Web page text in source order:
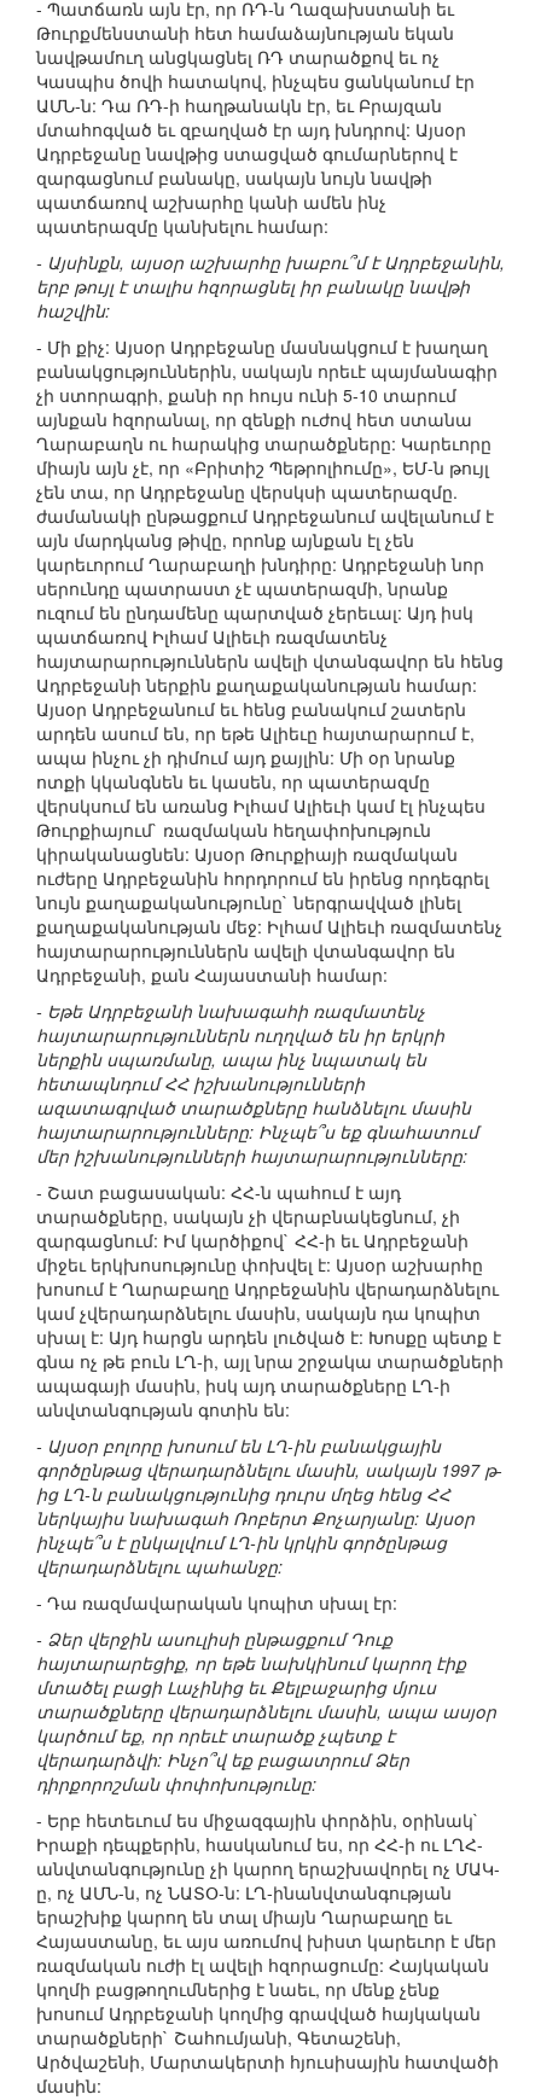
- Պատճառն այն էր, որ ՌԴ-ն Ղազախստանի եւ
Թուրքմենստանի հետ համաձայնության եկան
նավթամուղ անցկացնել ՌԴ տարածքով եւ ոչ
Կասպիս ծովի հատակով, ինչպես ցանկանում էր
ԱՄՆ-ն: Դա ՌԴ-ի հաղթանակն էր, եւ Բրայզան
մտահոգված եւ զբաղված էր այդ խնդրով: Այսօր
Ադրբեջանը նավթից ստացված գումարներով է
զարգացնում բանակը, սակայն նույն նավթի
պատճառով աշխարհը կանի ամեն ինչ
պատերազմը կանխելու համար:
- Այսինքն, այսօր աշխարհը խաբու՞մ է Ադրբեջանին,
երբ թույլ է տալիս հզորացնել իր բանակը նավթի
հաշվին:
- Մի քիչ: Այսօր Ադրբեջանը մասնակցում է խաղաղ
բանակցություններին, սակայն որեւէ պայմանագիր
չի ստորագրի, քանի որ հույս ունի 5-10 տարում
այնքան հզորանալ, որ զենքի ուժով հետ ստանա
Ղարաբաղն ու հարակից տարածքները: Կարեւորը
միայն այն չէ, որ «Բրիտիշ Պեթրոլիումը», ԵՄ-ն թույլ
չեն տա, որ Ադրբեջանը վերսկսի պատերազմը.
ժամանակի ընթացքում Ադրբեջանում ավելանում է
այն մարդկանց թիվը, որոնք այնքան էլ չեն
կարեւորում Ղարաբաղի խնդիրը: Ադրբեջանի նոր
սերունդը պատրաստ չէ պատերազմի, նրանք
ուզում են ընդամենը պարտված չերեւալ: Այդ իսկ
պատճառով Իլհամ Ալիեւի ռազմատենչ
հայտարարություններն ավելի վտանգավոր են հենց
Ադրբեջանի ներքին քաղաքականության համար:
Այսօր Ադրբեջանում եւ հենց բանակում շատերն
արդեն ասում են, որ եթե Ալիեւը հայտարարում է,
ապա ինչու չի դիմում այդ քայլին: Մի օր նրանք
ոտքի կկանգնեն եւ կասեն, որ պատերազմը
վերսկսում են առանց Իլհամ Ալիեւի կամ էլ ինչպես
Թուրքիայում` ռազմական հեղափոխություն
կիրականացնեն: Այսօր Թուրքիայի ռազմական
ուժերը Ադրբեջանին հորդորում են իրենց որդեգրել
նույն քաղաքականությունը` ներգրավված լինել
քաղաքականության մեջ: Իլհամ Ալիեւի ռազմատենչ
հայտարարություններն ավելի վտանգավոր են
Ադրբեջանի, քան Հայաստանի համար:
- Եթե Ադրբեջանի նախագահի ռազմատենչ
հայտարարություններն ուղղված են իր երկրի
ներքին սպառմանը, ապա ինչ նպատակ են
հետապնդում ՀՀ իշխանությունների
ազատագրված տարածքները հանձնելու մասին
հայտարարությունները: Ինչպե՞ս եք գնահատում
մեր իշխանությունների հայտարարությունները:
- Շատ բացասական: ՀՀ-ն պահում է այդ
տարածքները, սակայն չի վերաբնակեցնում, չի
զարգացնում: Իմ կարծիքով` ՀՀ-ի եւ Ադրբեջանի
միջեւ երկխոսությունը փոխվել է: Այսօր աշխարհը
խոսում է Ղարաբաղը Ադրբեջանին վերադարձնելու
կամ չվերադարձնելու մասին, սակայն դա կոպիտ
սխալ է: Այդ հարցն արդեն լուծված է: Խոսքը պետք է
գնա ոչ թե բուն ԼՂ-ի, այլ նրա շրջակա տարածքների
ապագայի մասին, իսկ այդ տարածքները ԼՂ-ի
անվտանգության գոտին են:
- Այսօր բոլորը խոսում են ԼՂ-ին բանակցային
գործընթաց վերադարձնելու մասին, սակայն 1997 թ-
ից ԼՂ-ն բանակցությունից դուրս մղեց հենց ՀՀ
ներկայիս նախագահ Ռոբերտ Քոչարյանը: Այսօր
ինչպե՞ս է ընկալվում ԼՂ-ին կրկին գործընթաց
վերադարձնելու պահանջը:
- Դա ռազմավարական կոպիտ սխալ էր:
- Ձեր վերջին ասուլիսի ընթացքում Դուք
հայտարարեցիք, որ եթե նախկինում կարող էիք
մտածել բացի Լաչինից եւ Քելբաջարից մյուս
տարածքները վերադարձնելու մասին, ապա ասյօր
կարծում եք, որ որեւէ տարածք չպետք է
վերադարձվի: Ինչո՞վ եք բացատրում Ձեր
դիրքորոշման փոփոխությունը:
- Երբ հետեւում ես միջազգային փորձին, օրինակ`
Իրաքի դեպքերին, հասկանում ես, որ ՀՀ-ի ու ԼՂՀ-
անվտանգությունը չի կարող երաշխավորել ոչ ՄԱԿ-
ը, ոչ ԱՄՆ-ն, ոչ ՆԱՏՕ-ն: ԼՂ-ինանվտանգության
երաշխիք կարող են տալ միայն Ղարաբաղը եւ
Հայաստանը, եւ այս առումով խիստ կարեւոր է մեր
ռազմական ուժի էլ ավելի հզորացումը: Հայկական
կողմի բացթողումներից է նաեւ, որ մենք չենք
խոսում Ադրբեջանի կողմից գրավված հայկական
տարածքների` Շահումյանի, Գետաշենի,
Արծվաշենի, Մարտակերտի հյուսիսային հատվածի
մասին: